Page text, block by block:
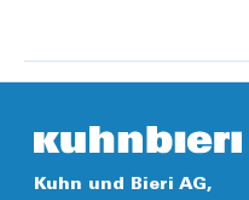
Kuhn und Bieri AG,